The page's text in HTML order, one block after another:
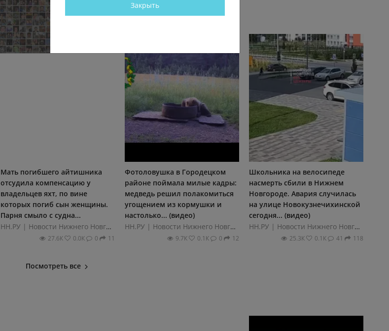
Мать погибшего айтишника
отсудила компенсацию у
владельцев яхт, по вине
которых погиб сын женщины.
Парня смыло с судна...
НН.РУ | Новости Нижнего Новгорода
27.6К 0.0К 0 11
Фотоловушка в Городецком
районе поймала милые кадры:
медведь решил полакомиться
угощением из кормушки и
настолько... (видео)
НН.РУ | Новости Нижнего Новгорода
9.7К 0.1К 0 12
Школьника на велосипеде
насмерть сбили в Нижнем
Новгороде. Авария случилась
на улице Новокузнечихинской
сегодня... (видео)
НН.РУ | Новости Нижнего Новгорода
25.3К 0.1К 41 118
Посмотреть все
Закрыть